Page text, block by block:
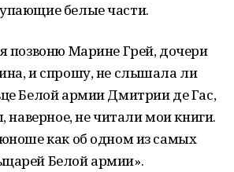
белые части.
позвоню Марине Грей, дочери
и спрошу, не слышала ли
Белой армии Дмитрии де Гас,
наверное, не читали мои книги.
как об одном из самых
Белой армии».